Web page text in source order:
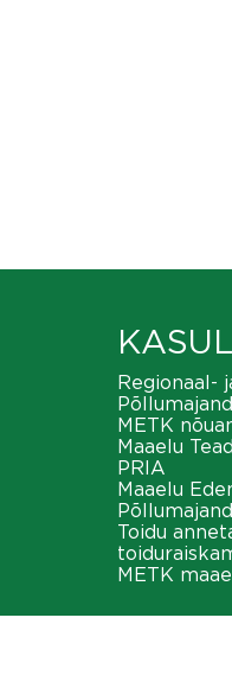
Regionaal-
METK
Maaelu
PRIA
Maaelu
Toidu
METK